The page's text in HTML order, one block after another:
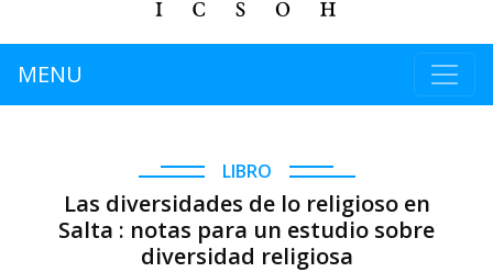
MENU
LIBRO
Las diversidades de lo religioso en
Salta : notas para un estudio sobre
diversidad religiosa